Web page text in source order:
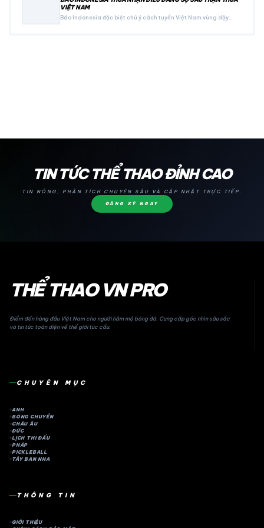
VIỆT NAM
Báo Indonesia đặc biệt chú ý cách tuyển Việt Nam vùng dậy…
TIN TỨC THỂ THAO ĐỈNH CAO
TIN NÓNG, PHÂN TÍCH CHUYÊN SÂU VÀ CẬP NHẬT TRỰC TIẾP.
ĐĂNG KÝ NGAY
THỂ THAO VN PRO
Điểm đến hàng đầu Việt Nam cho người hâm mộ bóng đá. Cung cấp góc nhìn sâu sắc
và tin tức toàn diện về thế giới túc cầu.
CHUYÊN MỤC
ANH
BÓNG CHUYỀN
CHÂU ÂU
ĐỨC
LỊCH THI ĐẤU
PHÁP
PICKLEBALL
TÂY BAN NHA
THÔNG TIN
GIỚI THIỆU